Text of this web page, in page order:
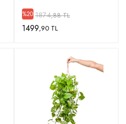
%20 1874,88 TL
1499,90 TL